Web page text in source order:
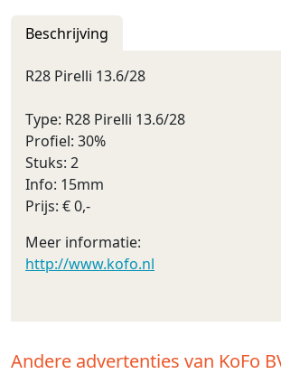
Beschrijving
R28 Pirelli 13.6/28
Type: R28 Pirelli 13.6/28
Profiel: 30%
Stuks: 2
Info: 15mm
Prijs: € 0,-
Meer informatie:
http://www.kofo.nl
Andere advertenties van KoFo